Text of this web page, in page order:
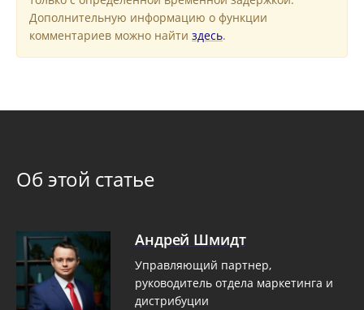
Дополнительную информацию о функции
комментариев можно найти здесь.
Об этой статье
Андрей Шмидт
Управляющий партнер,
руководитель отдела маркетинга и
дистрибуции